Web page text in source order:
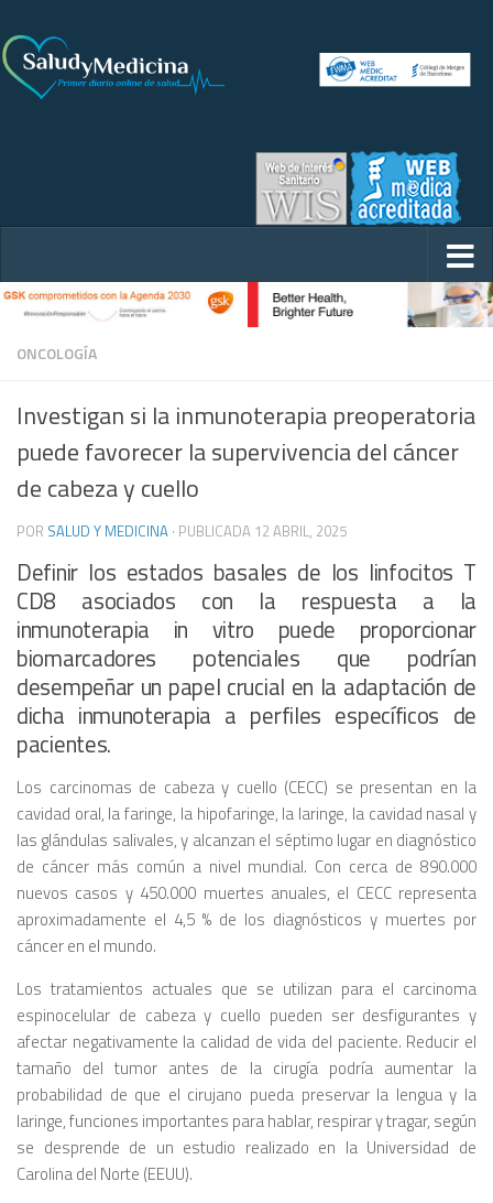
ONCOLOGÍA
Investigan si la inmunoterapia preoperatoria
puede favorecer la supervivencia del cáncer
de cabeza y cuello
POR SALUD Y MEDICINA · PUBLICADA 12 ABRIL, 2025
Definir los estados basales de los linfocitos T
CD8 asociados con la respuesta a la
inmunoterapia in vitro puede proporcionar
biomarcadores potenciales que podrían
desempeñar un papel crucial en la adaptación de
dicha inmunoterapia a perfiles específicos de
pacientes.
Los carcinomas de cabeza y cuello (CECC) se presentan en la
cavidad oral, la faringe, la hipofaringe, la laringe, la cavidad nasal y
las glándulas salivales, y alcanzan el séptimo lugar en diagnóstico
de cáncer más común a nivel mundial. Con cerca de 890.000
nuevos casos y 450.000 muertes anuales, el CECC representa
aproximadamente el 4,5 % de los diagnósticos y muertes por
cáncer en el mundo.
Los tratamientos actuales que se utilizan para el carcinoma
espinocelular de cabeza y cuello pueden ser desfigurantes y
afectar negativamente la calidad de vida del paciente. Reducir el
tamaño del tumor antes de la cirugía podría aumentar la
probabilidad de que el cirujano pueda preservar la lengua y la
laringe, funciones importantes para hablar, respirar y tragar, según
se desprende de un estudio realizado en la Universidad de
Carolina del Norte (EEUU).